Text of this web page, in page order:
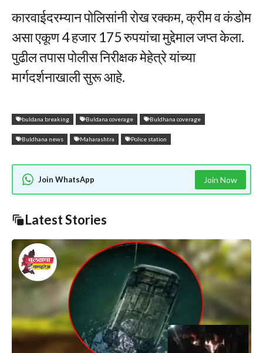
कारवाईदरम्यान पोलिसांनी रोख रक्कम, क्रीम व कंडोम
असा एकूण 4 हजार 175 रुपयांचा मुद्देमाल जप्त केला.
पुढील तपास पोलीस निरीक्षक मेहेत्रे यांच्या
मार्गदर्शनाखाली सुरू आहे.
buldana breaking Buldana coverage Buldhana coverage
Buldhana news Maharashtra Police station
Join WhatsApp Join Now
Latest Stories